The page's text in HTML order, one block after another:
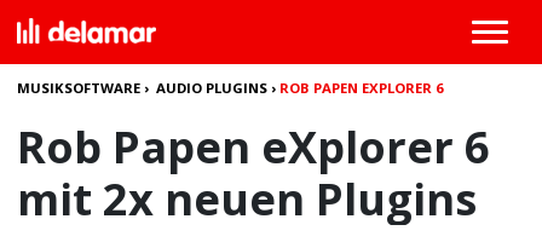
MUSIKSOFTWARE ›AUDIO PLUGINS › ROB PAPEN EXPLORER 6
Rob Papen eXplorer 6
mit 2x neuen Plugins